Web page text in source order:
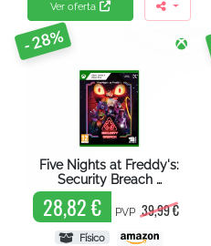
Ver oferta
- 28%
Five Nights at Freddy's:
Security Breach …
28,82 € PVP 39,99 €
Físico